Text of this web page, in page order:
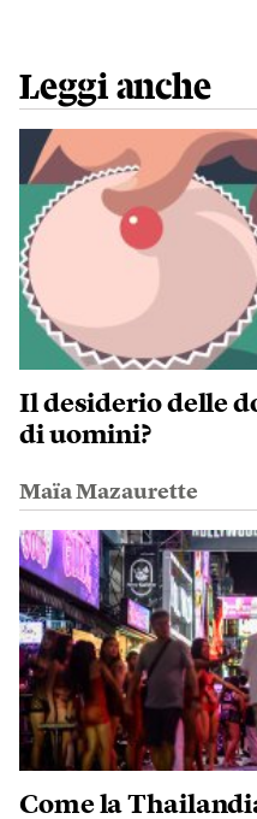
Leggi anche
Il desiderio delle
di uomini?
Maïa Mazaurette
Come la